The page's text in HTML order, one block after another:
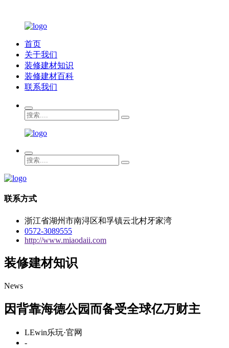
首页
关于我们
装修建材知识
装修建材百科
联系我们
联系方式
浙江省湖州市南浔区和孚镇云北村牙家湾
0572-3089555
http://www.miaodaii.com
装修建材知识
News
因背靠海德公园而备受全球亿万财主
LEwin乐玩·官网
-